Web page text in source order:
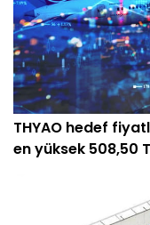
THYAO hedef
en yüksek 508,50